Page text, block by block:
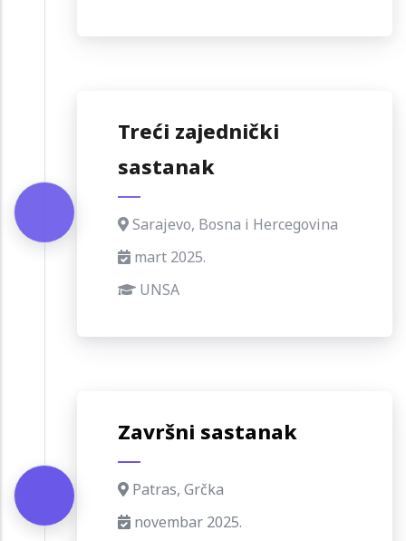
Treći zajednički
sastanak
Sarajevo, Bosna i Hercegovina
mart 2025.
UNSA
Završni sastanak
Patras, Grčka
novembar 2025.